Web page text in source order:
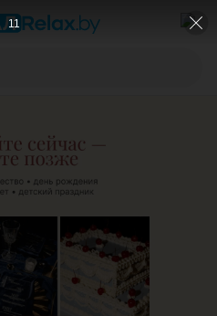
РЕКЛАМА НА САЙТЕ
8